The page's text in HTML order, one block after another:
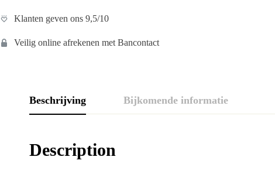
Klanten geven ons 9,5/10
Veilig online afrekenen met Bancontact
Beschrijving Bijkomende informatie
Description